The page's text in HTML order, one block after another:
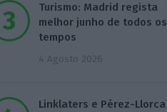
Turismo: Madrid regista
melhor junho de todos os
tempos
4 Agosto 2026
Linklaters e Pérez-Llorca